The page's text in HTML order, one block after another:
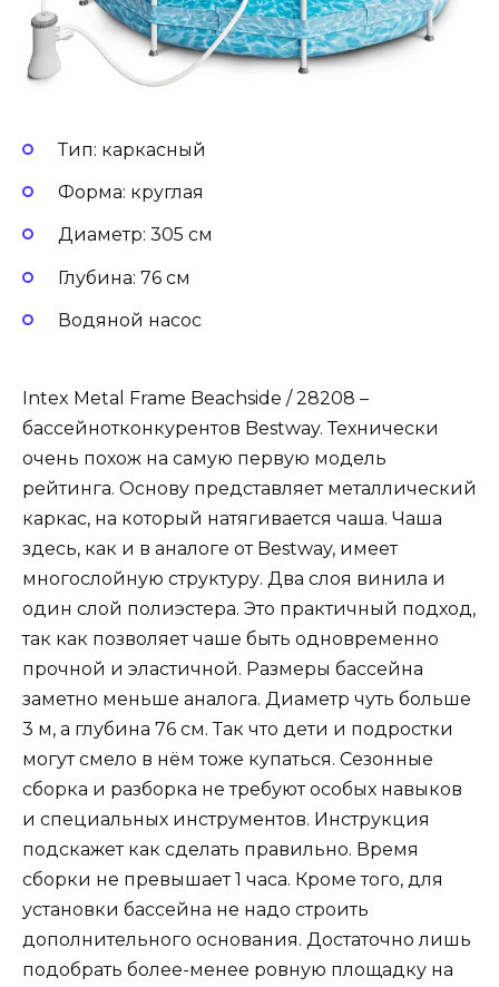
Тип: каркасный
Форма: круглая
Диаметр: 305 см
Глубина: 76 см
Водяной насос
Intex Metal Frame Beachside / 28208 –
бассейнотконкурентов Bestway. Технически
очень похож на самую первую модель
рейтинга. Основу представляет металлический
каркас, на который натягивается чаша. Чаша
здесь, как и в аналоге от Bestway, имеет
многослойную структуру. Два слоя винила и
один слой полиэстера. Это практичный подход,
так как позволяет чаше быть одновременно
прочной и эластичной. Размеры бассейна
заметно меньше аналога. Диаметр чуть больше
3 м, а глубина 76 см. Так что дети и подростки
могут смело в нём тоже купаться. Сезонные
сборка и разборка не требуют особых навыков
и специальных инструментов. Инструкция
подскажет как сделать правильно. Время
сборки не превышает 1 часа. Кроме того, для
установки бассейна не надо строить
дополнительного основания. Достаточно лишь
подобрать более-менее ровную площадку на